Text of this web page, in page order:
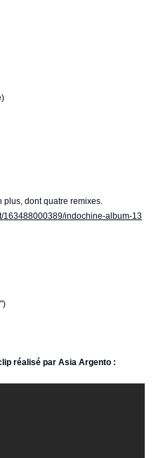
plus, dont quatre remixes.
163488000389/indochine-album-13
réalisé par Asia Argento :